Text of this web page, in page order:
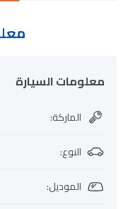
معلومات السيارة
الماركة:
النوع:
الموديل: